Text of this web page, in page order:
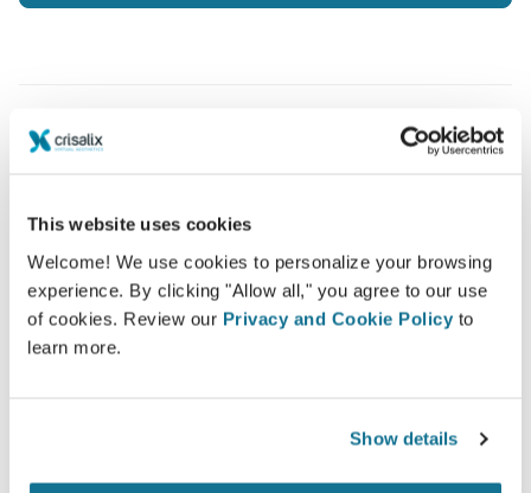
This website uses cookies
Welcome! We use cookies to personalize your browsing
experience. By clicking "Allow all," you agree to our use
of cookies. Review our Privacy and Cookie Policy to
learn more.
Show details
пациентов
Crisalix - это инновационное решение для
улучшения взаимопонимания между врачом и
пациентом, отвечающее на ключевой вопрос
каждого пациента: "Как я смогу выглядеть после